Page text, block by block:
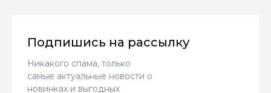
Подпишись на рассылку
Никакого спама, только
самые актуальные новости о
новинках и выгодных